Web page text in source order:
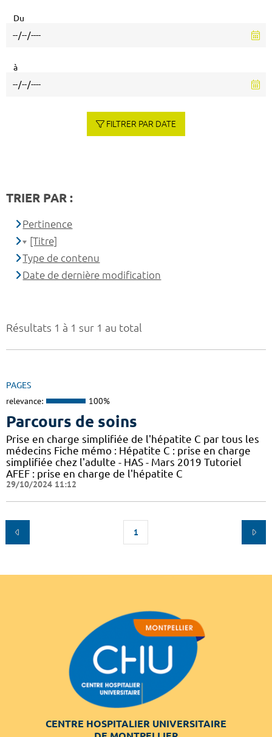
Résultats 1 à 1 sur 1 au total
PAGES
relevance: 100%
Parcours de soins
Prise en charge simplifiée de l'hépatite C par tous les
médecins Fiche mémo : Hépatite C : prise en charge
simplifiée chez l'adulte - HAS - Mars 2019 Tutoriel
AFEF : prise en charge de l'hépatite C
29/10/2024 11:12
1
Du
à
FILTRER PAR DATE
TRIER PAR :
Pertinence
[Titre]
Type de contenu
Date de dernière modification
CENTRE HOSPITALIER UNIVERSITAIRE